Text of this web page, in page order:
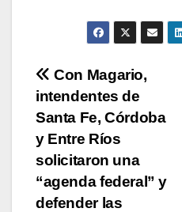
b
o
o
k
Li
n
Navegación
de
entradas
Con Magario,
intendentes de
Santa Fe, Córdoba
y Entre Ríos
solicitaron una
“agenda federal” y
defender las